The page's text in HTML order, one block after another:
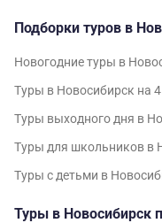
Подборки туров в
Новогодние туры в
Туры в Новосибирск на
Туры выходного дня в
Туры для школьников в
Туры с детьми в
Туры в Новосибирск